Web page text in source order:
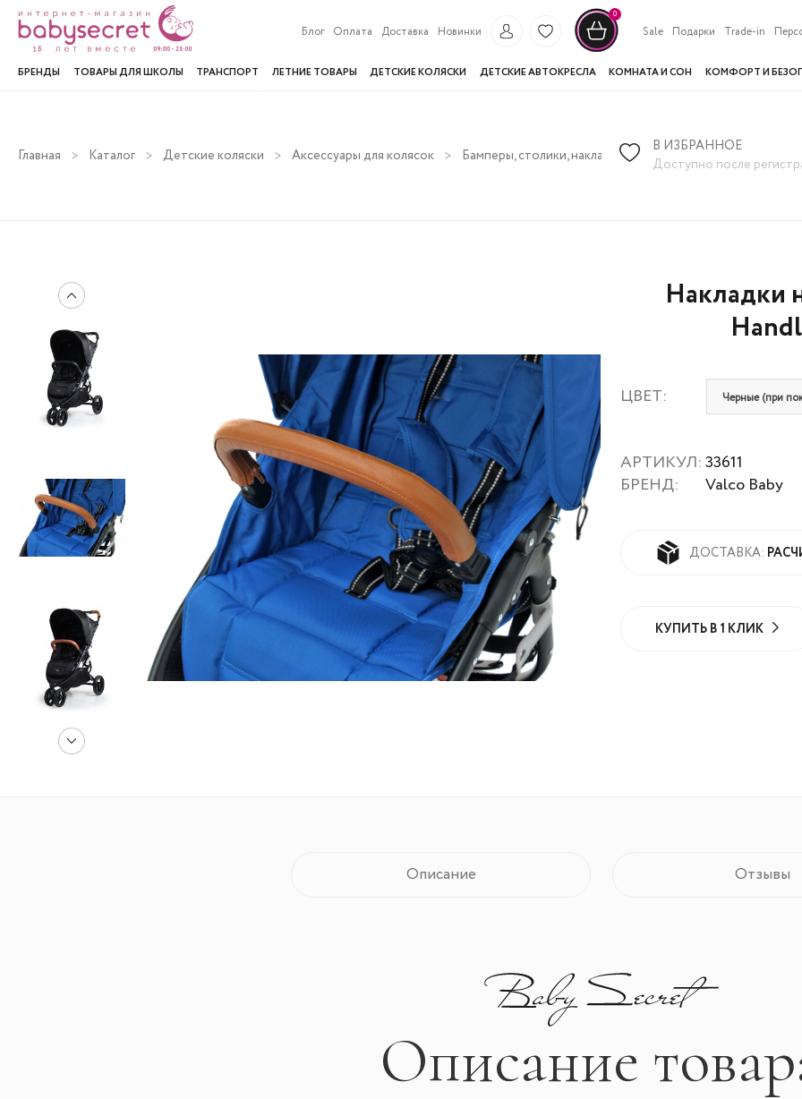
Блог Оплата Доставка Новинки
0
Sale Подарки Trade-in
БРЕНДЫ ТОВАРЫ ДЛЯ ШКОЛЫ ТРАНСПОРТ ЛЕТНИЕ ТОВАРЫ ДЕТСКИЕ КОЛЯСКИ ДЕТСКИЕ АВТОКРЕСЛА КОМНАТА И СОН КОМФОРТ И
Главная Каталог Детские коляски Аксессуары для колясок Бамперы, столики, накладки Накладки на ручку и
В ИЗБРАННОЕ
Доступно после
Накладки
ЦВЕТ: Черные (при
АРТИКУЛ:
БРЕНД:
33611
Valco Baby
ДОСТАВКА:
КУПИТЬ В 1 КЛИК
Описание Отзывы
Описание